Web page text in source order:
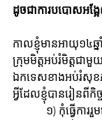
ដូចជាការបបោសអងែ្
កាលខ្ញុំមានអាយុ១៤ឆ្នាំ
ក្រុមមិត្តអប់រំមិត្តជា
ឯកទេសខាងអប់រំសុខភ
អ្វីដែលខ្ញុំបានរៀនពីកិ
១)